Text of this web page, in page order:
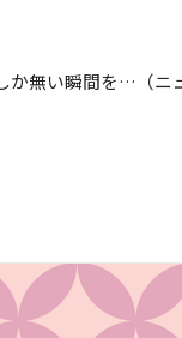
か無い瞬間を…（ニ